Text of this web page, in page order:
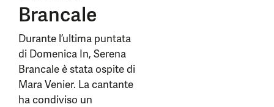
Brancale
Durante l’ultima puntata
di Domenica In, Serena
Brancale è stata ospite di
Mara Venier. La cantante
ha condiviso un